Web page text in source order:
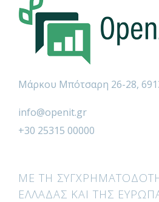
Μάρκου Μπότσαρη 26-28,
info@openit.gr
+30 25315 00000
ΜΕ ΤΗ
ΕΛΛΑΔΑΣ ΚΑΙ ΤΗΣ